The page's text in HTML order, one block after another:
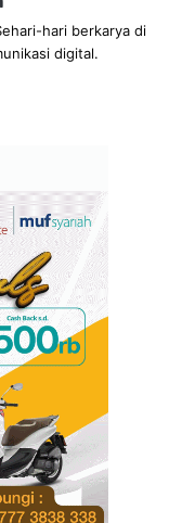
hari berkarya di
digital.